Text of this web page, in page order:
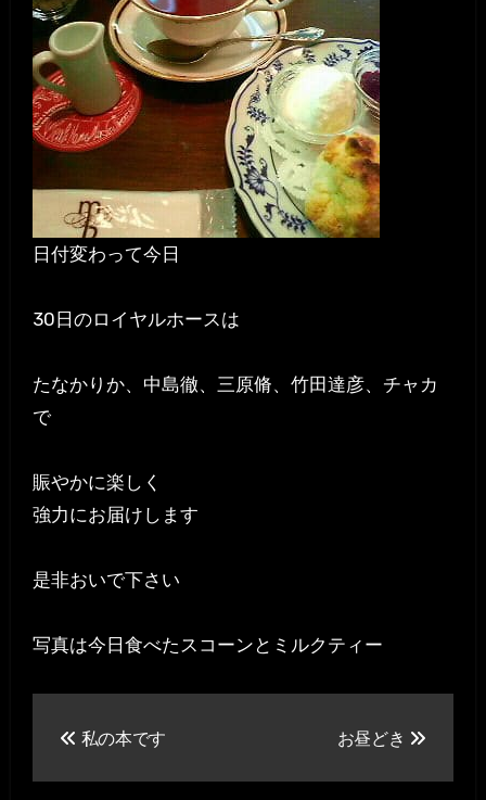
日付変わって今日
30日のロイヤルホースは
たなかりか、中島徹、三原脩、竹田達彦、チャカ
で
賑やかに楽しく
強力にお届けします
是非おいで下さい
写真は今日食べたスコーンとミルクティー
私の本です お昼どき